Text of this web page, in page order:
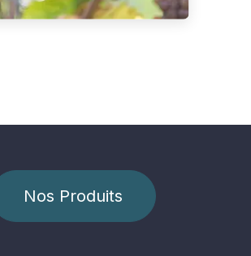
Nos Produits